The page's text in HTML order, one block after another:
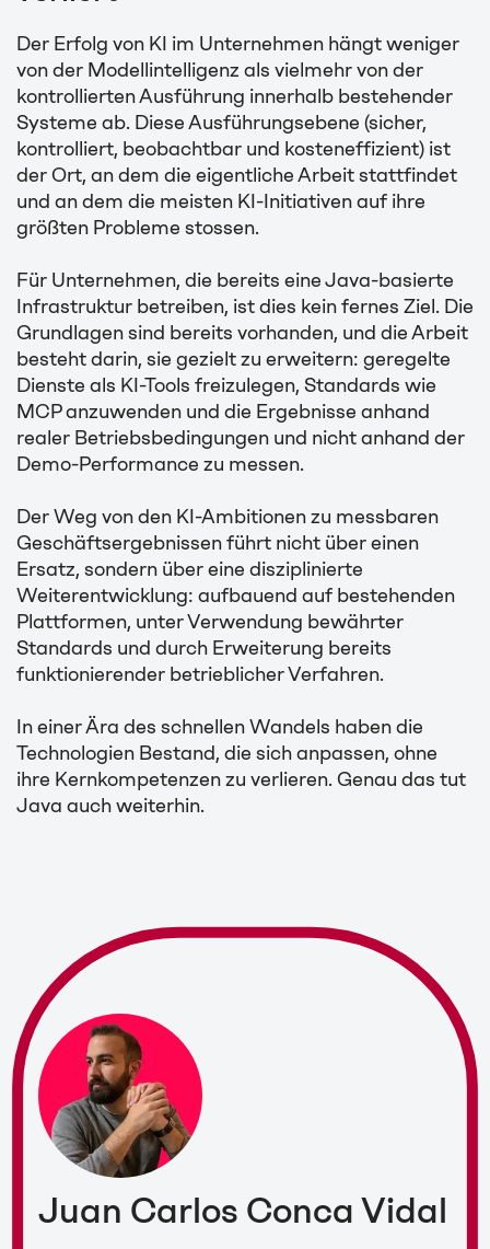
Der Erfolg von KI im Unternehmen hängt weniger
von der Modellintelligenz als vielmehr von der
kontrollierten Ausführung innerhalb bestehender
Systeme ab. Diese Ausführungsebene (sicher,
kontrolliert, beobachtbar und kosteneffizient) ist
der Ort, an dem die eigentliche Arbeit stattfindet
und an dem die meisten KI-Initiativen auf ihre
größten Probleme stossen.
Für Unternehmen, die bereits eine Java-basierte
Infrastruktur betreiben, ist dies kein fernes Ziel. Die
Grundlagen sind bereits vorhanden, und die Arbeit
besteht darin, sie gezielt zu erweitern: geregelte
Dienste als KI-Tools freizulegen, Standards wie
MCP anzuwenden und die Ergebnisse anhand
realer Betriebsbedingungen und nicht anhand der
Demo-Performance zu messen.
Der Weg von den KI-Ambitionen zu messbaren
Geschäftsergebnissen führt nicht über einen
Ersatz, sondern über eine disziplinierte
Weiterentwicklung: aufbauend auf bestehenden
Plattformen, unter Verwendung bewährter
Standards und durch Erweiterung bereits
funktionierender betrieblicher Verfahren.
In einer Ära des schnellen Wandels haben die
Technologien Bestand, die sich anpassen, ohne
ihre Kernkompetenzen zu verlieren. Genau das tut
Java auch weiterhin.
Juan Carlos Conca Vidal